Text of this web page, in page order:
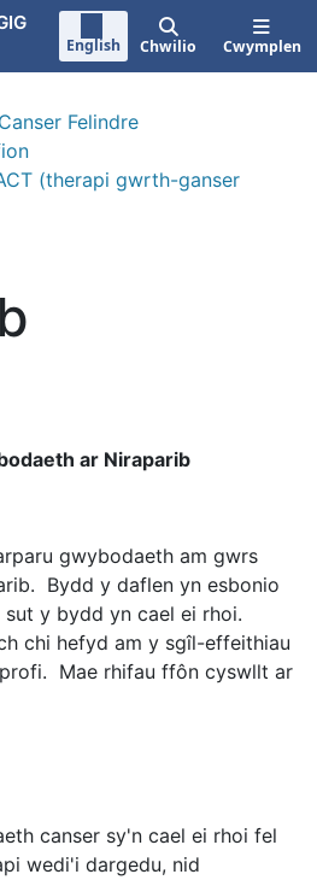
English Chwilio Cwymplen
Felindre
(therapi gwrth-ganser
ar Niraparib
gwybodaeth am gwrs
Bydd y daflen yn esbonio
y bydd yn cael ei rhoi.
chi hefyd am y sgîl-effeithiau
Mae rhifau ffôn cyswllt ar
canser sy'n cael ei rhoi fel
wedi'i dargedu, nid